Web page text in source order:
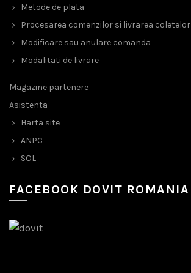
Metode de plata
Procesarea comenzilor si livrarea coletelor
Modificare sau anulare comanda
Modalitati de livrare
Magazine partenere
Asistenta
Harta site
ANPC
SOL
FACEBOOK DOVIT ROMANIA